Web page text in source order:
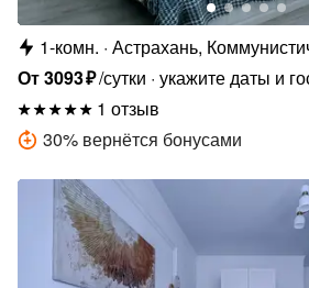
1-комн. Астрахань,
От3093₽/сутки укажите даты и
1 отзыв
30% вернётся бонусами